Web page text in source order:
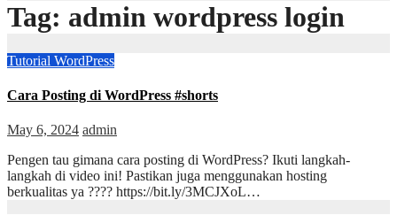
Tag: admin wordpress login
Tutorial WordPress
Cara Posting di WordPress #shorts
May 6, 2024 admin
Pengen tau gimana cara posting di WordPress? Ikuti langkah-
langkah di video ini! Pastikan juga menggunakan hosting
berkualitas ya ???? https://bit.ly/3MCJXoL…